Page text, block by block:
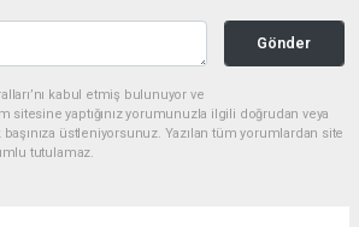
Gönder
kabul etmiş bulunuyor ve
yaptığınız yorumunuzla ilgili doğrudan veya
üstleniyorsunuz. Yazılan tüm yorumlardan site
tutulamaz.